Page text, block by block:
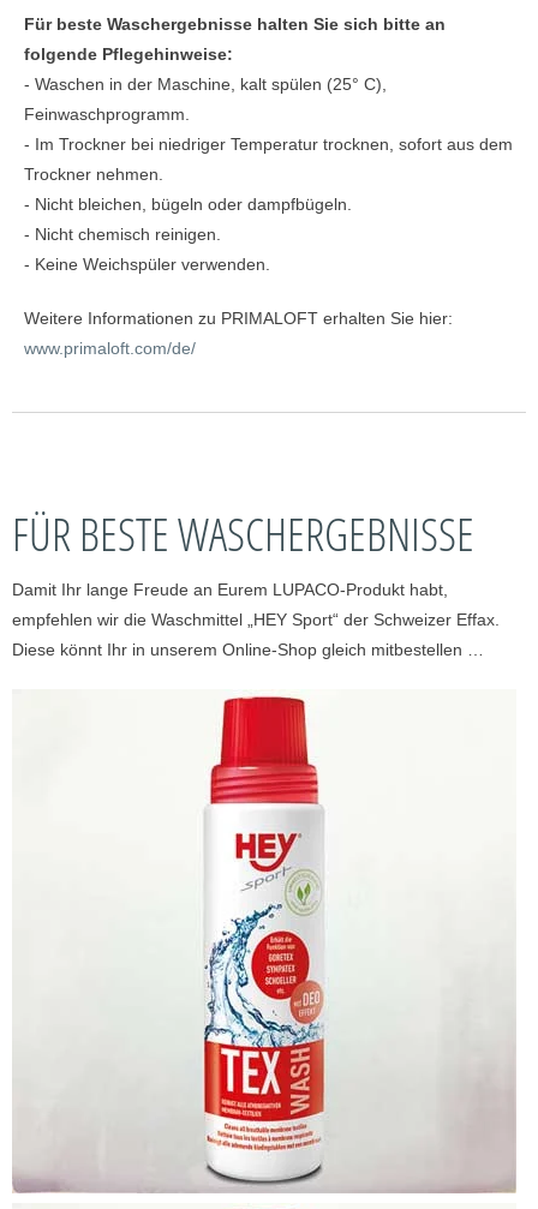
Für beste Waschergebnisse halten Sie sich bitte an
folgende Pflegehinweise:
- Waschen in der Maschine, kalt spülen (25° C),
Feinwaschprogramm.
- Im Trockner bei niedriger Temperatur trocknen, sofort aus dem
Trockner nehmen.
- Nicht bleichen, bügeln oder dampfbügeln.
- Nicht chemisch reinigen.
- Keine Weichspüler verwenden.
Weitere Informationen zu PRIMALOFT erhalten Sie hier:
www.primaloft.com/de/
FÜR BESTE WASCHERGEBNISSE
Damit Ihr lange Freude an Eurem LUPACO-Produkt habt,
empfehlen wir die Waschmittel „HEY Sport“ der Schweizer Effax.
Diese könnt Ihr in unserem Online-Shop gleich mitbestellen …